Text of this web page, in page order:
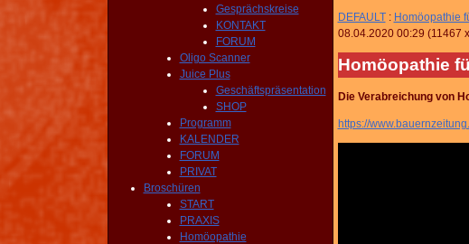
Gesprächskreise
KONTAKT
FORUM
Oligo Scanner
Juice Plus
Geschäftspräsentation
SHOP
Programm
KALENDER
FORUM
PRIVAT
Broschüren
START
PRAXIS
Homöopathie
DEFAULT: Homöopathie
08.04.2020 00:29 (11467
Homöopathie
Die Verabreichung von
https://